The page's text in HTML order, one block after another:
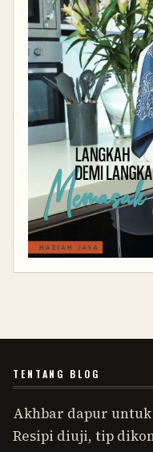
TENTANG BLOG
Akhbar dapur
Resipi diuji, tip